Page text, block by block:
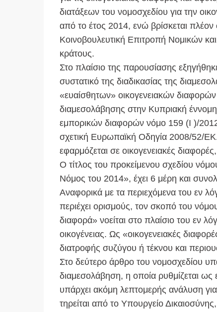
διατάξεων του νομοσχεδίου για την
από το έτος 2014, ενώ βρίσκεται
Κοινοβουλευτική Επιτροπή Νομικών
κράτους.
Στο πλαίσιο της παρουσίασης
συστατικό της διαδικασίας της
«ευαίσθητων» οικογενειακών
διαμεσολάβησης στην Κυπριακή έννομη
εμπορικών διαφορών νόμο 159 (I )/
σχετική Ευρωπαϊκή Οδηγία 2008/52/
εφαρμόζεται σε οικογενειακές
Ο τίτλος του προκείμενου σχεδίου
Νόμος του 2014», έχει 6 μέρη και
Αναφορικά με τα περιεχόμενα του εν
περιέχει ορισμούς, τον σκοπό του
διαφορά» νοείται στο πλαίσιο του εν
οικογένειας. Ως «οικογενειακές
διατροφής συζύγου ή τέκνου και
Στο δεύτερο άρθρο του νομοσχεδίου
διαμεσολάβηση, η οποία ρυθμίζεται ως
υπάρχει ακόμη λεπτομερής ανάλυση
τηρείται από το Υπουργείο